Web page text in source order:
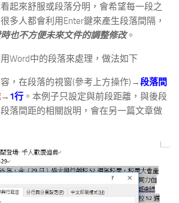
起來舒服或段落分明，會希望每一段之
很多人都會利用Enter鍵來產生段落間隔，
也不方便未來文件的調整修改。
Word中的段落來處理，做法如下
，在段落的視窗(參考上方操作)→段落間
→ 1行 。本例子只設定與前段距離，與後段
落間距的相關說明，會在另一篇文章做